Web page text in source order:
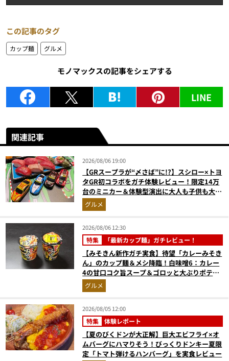
この記事のタグ
カップ麺 グルメ
モノマックスの記事をシェアする
LINE
関連記事
2026/08/06 19:00
【GRスープラが“〆さば”に!?】スシロー×トヨ
タGR初コラボをガチ体験レビュー！限定14万
台のミニカー＆体験型演出に大人も子供も大興
奮間違いなし
グルメ
2026/08/06 12:30
特集 「最新カップ麺」ガチレビュー！
【みそきん新作ガチ実食】待望「カレーみそき
ん」のカップ麺＆メシ降臨！白味噌6：カレー
4の甘口コク旨スープ＆ゴロッと大ぶりポテト
に歓喜
グルメ
2026/08/05 12:00
特集 体験レポート
【夏のびくドンが大正解】巨大エビフライ×オ
ムバーグにハマりそう！びっくりドンキー夏限
定「トマト弾けるハンバーグ」を実食レビュー